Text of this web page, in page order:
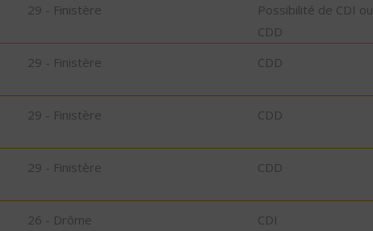
29 - Finistère
Possibilité de CDI ou
CDD
29 - Finistère CDD
29 - Finistère CDD
29 - Finistère CDD
26 - Drôme CDI